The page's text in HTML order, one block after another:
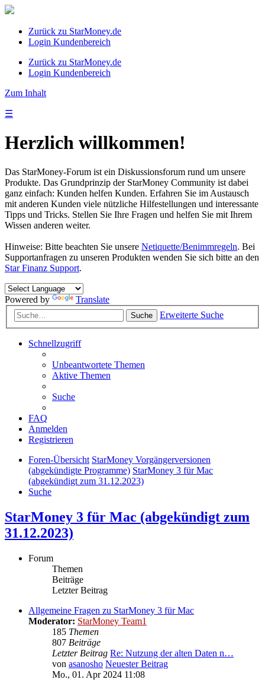
Zurück zu StarMoney.de
Login Kundenbereich
Zurück zu StarMoney.de
Login Kundenbereich
Zum Inhalt
☰
Herzlich willkommen!
Das StarMoney-Forum ist ein Diskussionsforum rund um unsere
Produkte. Das Grundprinzip der StarMoney Community ist dabei
ganz einfach: Kunden helfen Kunden. Erfahren Sie im Austausch
mit anderen Kunden viele nützliche Hilfestellungen und interessante
Tipps und Tricks. Stellen Sie Ihre Fragen und helfen Sie mit Ihrem
Wissen anderen weiter.
Hinweise: Bitte beachten Sie unsere Netiquette/Benimmregeln. Bei
Supportanfragen zu unseren Produkten wenden Sie sich bitte an den
Star Finanz Support.
Powered by Translate
Suche Erweiterte Suche
Schnellzugriff
Unbeantwortete Themen
Aktive Themen
Suche
FAQ
Anmelden
Registrieren
Foren-Übersicht StarMoney Vorgängerversionen
(abgekündigte Programme) StarMoney 3 für Mac
(abgekündigt zum 31.12.2023)
Suche
StarMoney 3 für Mac (abgekündigt zum
31.12.2023)
Forum
Themen
Beiträge
Letzter Beitrag
Allgemeine Fragen zu StarMoney 3 für Mac
Moderator: StarMoney Team1
185 Themen
807 Beiträge
Letzter Beitrag Re: Nutzung der alten Daten n…
von asanosho Neuester Beitrag
Mo., 01. Apr 2024 11:08